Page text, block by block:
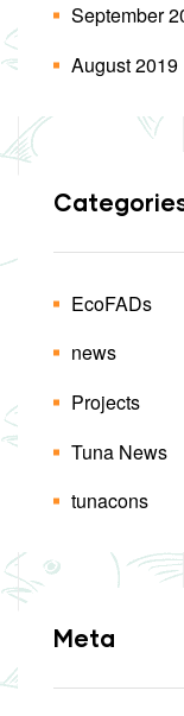
September
August 2019
EcoFADs
news
Projects
Tuna News
tunacons
Meta